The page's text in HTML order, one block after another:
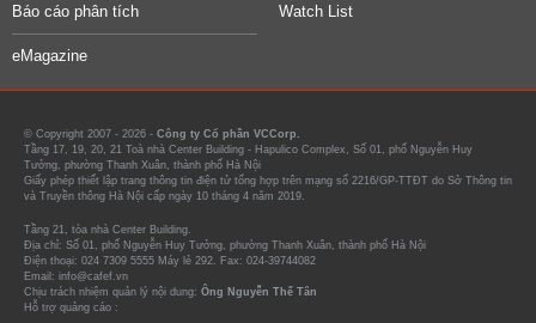
Báo cáo phân tích Watch List
eMagazine
© Copyright 2007 - 2026 - Công ty Cổ phần VCCorp.
Tầng 17, 19, 20, 21 Toà nhà Center Building - Hapulico Complex, Số 01, phố Nguyễn Huy
Tưởng, phường Thanh Xuân, thành phố Hà Nội
Giấy phép thiết lập trang thông tin điện tử tổng hợp trên mạng số 2216/GP-TTĐT do Sở Thông tin
và Truyền thông Hà Nội cấp ngày 10 tháng 4 năm 2019.
Tầng 21, tòa nhà Center Building.
Địa chỉ: Số 01, phố Nguyễn Huy Tưởng, phường Thanh Xuân, thành phố Hà Nội
Điện thoại: 024 7309 5555 Máy lẻ 292. Fax: 024-39744082
Email: info@cafef.vn
Chịu trách nhiệm quản lý nội dung: Ông Nguyễn Thế Tân
Hỗ trợ quảng cáo :